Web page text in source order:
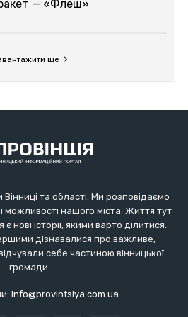
та області. Ми розповідаємо
можливості нашого міста. Життя тут
нові історії, якими варто ділитися.
дізнавалися про важливе,
себе частиною вінницької
громади.
info@provintsiya.com.ua